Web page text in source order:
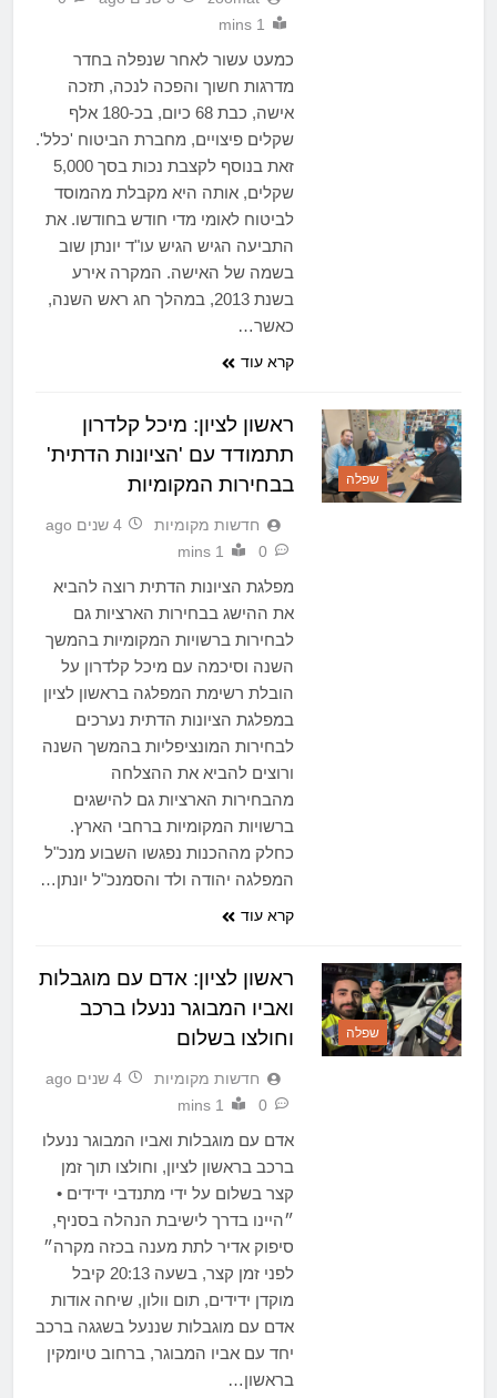
1 mins
כמעט עשור לאחר שנפלה בחדר
מדרגות חשוך והפכה לנכה, תזכה
אישה, כבת 68 כיום, בכ-180 אלף
שקלים פיצויים, מחברת הביטוח 'כלל'.
זאת בנוסף לקצבת נכות בסך 5,000
שקלים, אותה היא מקבלת מהמוסד
לביטוח לאומי מדי חודש בחודשו. את
התביעה הגיש הגיש עו"ד יונתן שוב
בשמה של האישה. המקרה אירע
בשנת 2013, במהלך חג ראש השנה,
כאשר…
קרא עוד
שפלה
ראשון לציון: מיכל קלדרון
תתמודד עם 'הציונות הדתית'
בבחירות המקומיות
חדשות מקומיות
4 שנים ago
0
1 mins
מפלגת הציונות הדתית רוצה להביא
את ההישג בבחירות הארציות גם
לבחירות ברשויות המקומיות בהמשך
השנה וסיכמה עם מיכל קלדרון על
הובלת רשימת המפלגה בראשון לציון
במפלגת הציונות הדתית נערכים
לבחירות המונציפליות בהמשך השנה
ורוצים להביא את ההצלחה
מהבחירות הארציות גם להישגים
ברשויות המקומיות ברחבי הארץ.
כחלק מההכנות נפגשו השבוע מנכ"ל
המפלגה יהודה ולד והסמנכ"ל יונתן…
קרא עוד
שפלה
ראשון לציון: אדם עם מוגבלות
ואביו המבוגר ננעלו ברכב
וחולצו בשלום
חדשות מקומיות
4 שנים ago
0
1 mins
אדם עם מוגבלות ואביו המבוגר ננעלו
ברכב בראשון לציון, וחולצו תוך זמן
קצר בשלום על ידי מתנדבי ידידים •
״היינו בדרך לישיבת הנהלה בסניף,
סיפוק אדיר לתת מענה בכזה מקרה״
לפני זמן קצר, בשעה 20:13 קיבל
מוקדן ידידים, תום וולון, שיחה אודות
אדם עם מוגבלות שננעל בשגגה ברכב
יחד עם אביו המבוגר, ברחוב טיומקין
בראשון…